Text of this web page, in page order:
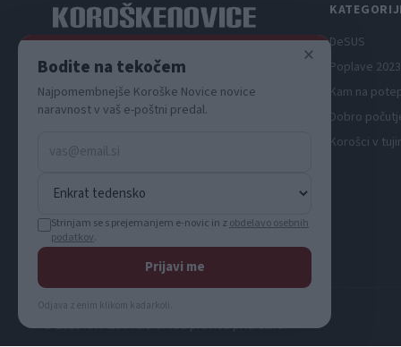
DeSUS
Poplave
Kam na
Dobro
Korošci v
© 2026 KN MEDIA d.o.o. Vse pravice pridržane.
×
Bodite na tekočem
Najpomembnejše Koroške Novice novice
naravnost v vaš e-poštni predal.
Strinjam se s prejemanjem e-novic in z obdelavo osebnih
podatkov.
Prijavi me
Odjava z enim klikom kadarkoli.